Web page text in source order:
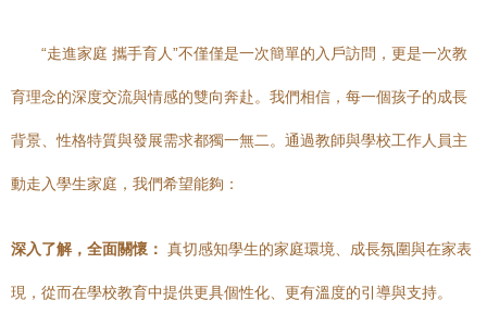
“走進家庭 攜手育人”不僅僅是一次簡單的入戶訪問，更是一次教
育理念的深度交流與情感的雙向奔赴。我們相信，每一個孩子的成長
背景、性格特質與發展需求都獨一無二。通過教師與學校工作人員主
動走入學生家庭，我們希望能夠：
深入了解，全面關懷： 真切感知學生的家庭環境、成長氛圍與在家表
現，從而在學校教育中提供更具個性化、更有溫度的引導與支持。